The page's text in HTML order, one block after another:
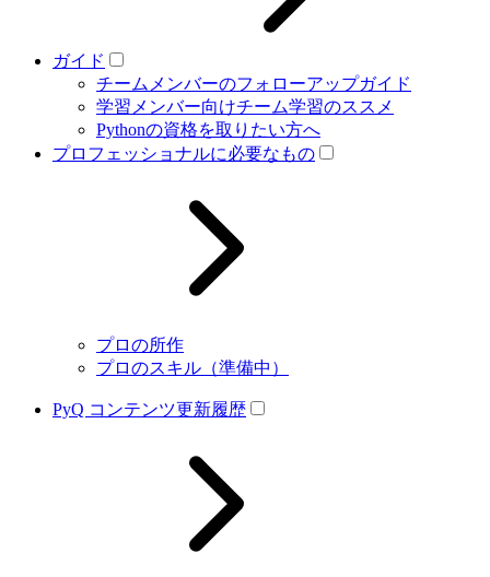
ガイド
チームメンバーのフォローアップガイド
学習メンバー向けチーム学習のススメ
Pythonの資格を取りたい方へ
プロフェッショナルに必要なもの
プロの所作
プロのスキル（準備中）
PyQ コンテンツ更新履歴